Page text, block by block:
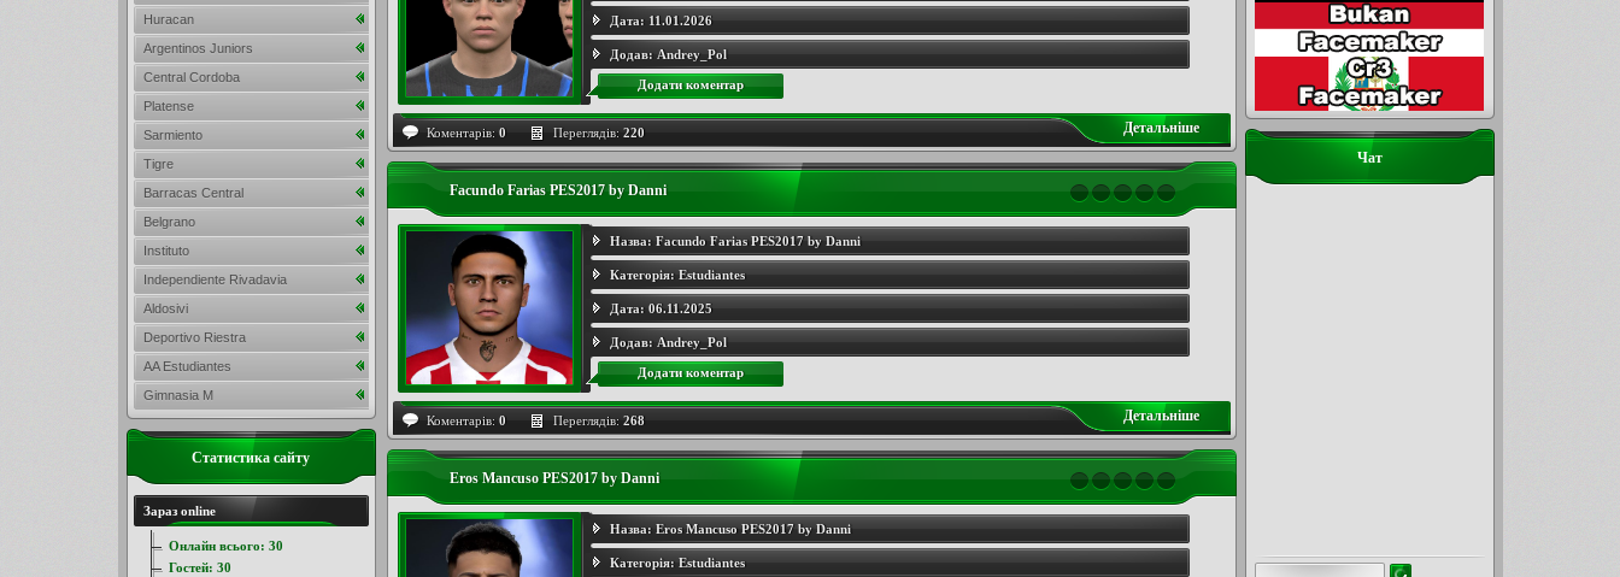
Дата: 11.01.2026
Додав: Andrey_Pol
Додати коментар
Коментарів: 0 Переглядів: 220 Детальнiше
Facundo Farias PES2017 by Danni
Назва: Facundo Farias PES2017 by Danni
Категорія: Estudiantes
Дата: 06.11.2025
Додав: Andrey_Pol
Додати коментар
Коментарів: 0 Переглядів: 268 Детальнiше
Eros Mancuso PES2017 by Danni
Назва: Eros Mancuso PES2017 by Danni
Категорія: Estudiantes
Чат
Huracan
Argentinos Juniors
Central Cordoba
Platense
Sarmiento
Tigre
Barracas Central
Belgrano
Instituto
Independiente Rivadavia
Aldosivi
Deportivo Riestra
AA Estudiantes
Gimnasia M
Статистика сайту
Зараз online
Онлайн всього: 30
Гостей: 30